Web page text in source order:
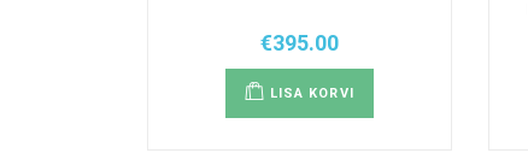
€395.00
LISA KORVI